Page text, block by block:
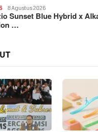
8 Agustus 2026
Sunset Blue Hybrid x
…